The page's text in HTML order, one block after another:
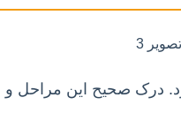
درک صحیح این مراحل و